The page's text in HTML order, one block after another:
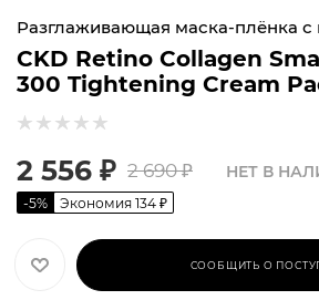
Разглаживающая маска-плёнка с
CKD Retino Collagen
300 Tightening Cream
2 556 ₽ 2 690₽
-5% Экономия 134 ₽
НЕТ В
СООБЩИТЬ О